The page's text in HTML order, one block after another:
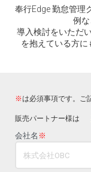
奉行Edge 勤怠管理
例な
導入検討をいただ
を抱えている方に
※は必須事項です。ご
販売パートナー様は
会社名 ※